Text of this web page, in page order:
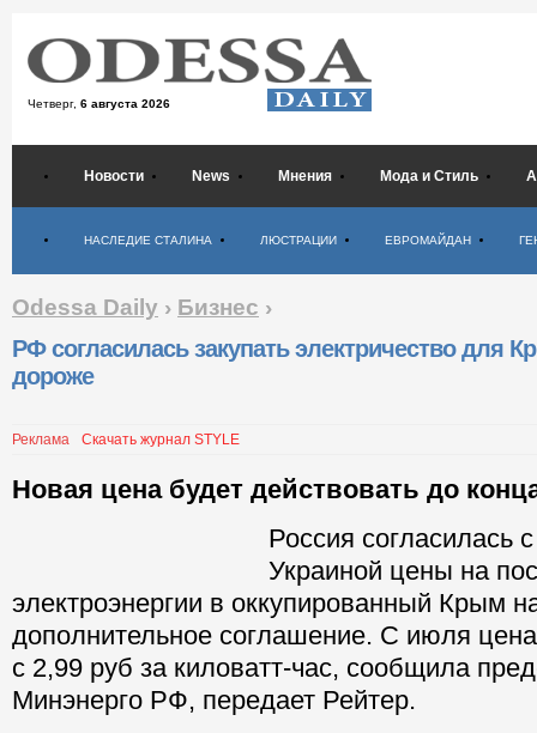
Четверг, 6 августа 2026
Новости News Мнения Мода и Стиль
НАСЛЕДИЕ СТАЛИНА ЛЮСТРАЦИИ ЕВРОМАЙДАН
Odessa Daily › Бизнес ›
РФ согласилась закупать электричество для
дороже
Реклама Скачать журнал STYLE
Новая цена будет действовать до
Россия согласилась
Украиной цены на
электроэнергии в оккупированный Крым
дополнительное соглашение. С июля
с 2,99 руб за киловатт-час, сообщила
Минэнерго РФ, передает Рейтер.